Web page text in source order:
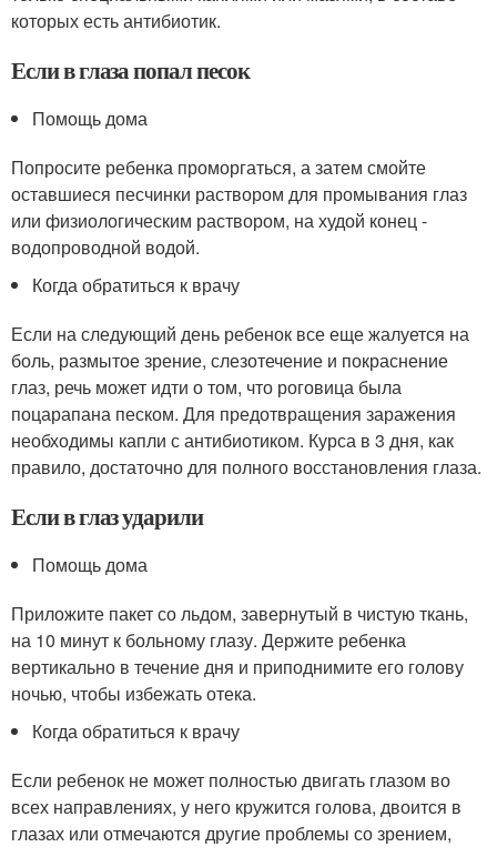
которых есть антибиотик.
Если в глаза попал песок
Помощь дома
Попросите ребенка проморгаться, а затем смойте
оставшиеся песчинки раствором для промывания глаз
или физиологическим раствором, на худой конец -
водопроводной водой.
Когда обратиться к врачу
Если на следующий день ребенок все еще жалуется на
боль, размытое зрение, слезотечение и покраснение
глаз, речь может идти о том, что роговица была
поцарапана песком. Для предотвращения заражения
необходимы капли с антибиотиком. Курса в 3 дня, как
правило, достаточно для полного восстановления глаза.
Если в глаз ударили
Помощь дома
Приложите пакет со льдом, завернутый в чистую ткань,
на 10 минут к больному глазу. Держите ребенка
вертикально в течение дня и приподнимите его голову
ночью, чтобы избежать отека.
Когда обратиться к врачу
Если ребенок не может полностью двигать глазом во
всех направлениях, у него кружится голова, двоится в
глазах или отмечаются другие проблемы со зрением,